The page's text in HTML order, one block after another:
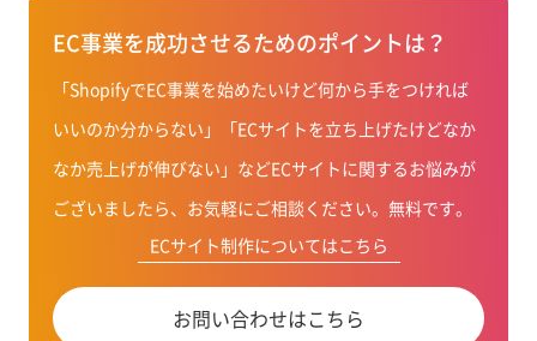
EC事業を成功させるためのポイントは？
「ShopifyでEC事業を始めたいけど何から手をつければ
いいのか分からない」「ECサイトを立ち上げたけどなか
なか売上げが伸びない」などECサイトに関するお悩みが
ございましたら、お気軽にご相談ください。無料です。
ECサイト制作についてはこちら
お問い合わせはこちら